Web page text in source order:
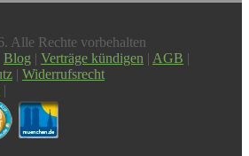
Alle Rechte vorbehalten
Blog | Verträge kündigen | AGB |
| Widerrufsrecht
|